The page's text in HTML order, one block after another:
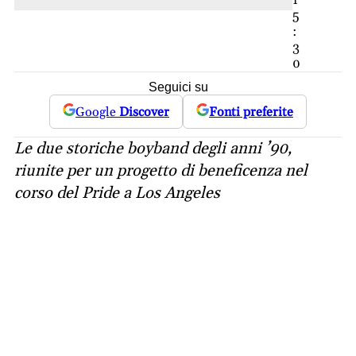
5
:
3
0
Seguici su
Google Discover Fonti preferite
Le due storiche boyband degli anni ’90,
riunite per un progetto di beneficenza nel
corso del Pride a Los Angeles